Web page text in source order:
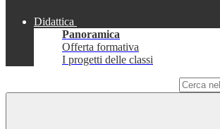
Didattica
Panoramica
Offerta formativa
I progetti delle classi